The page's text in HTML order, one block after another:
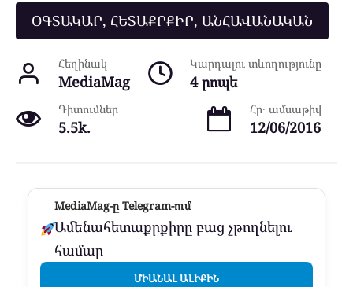
ՕԳՏԱԿԱՐ, ՀԵՏԱՔՐՔԻՐ, ԱՆՀԱՎԱՆԱԿԱՆ
Հեղինակ
MediaMag
Կարդալու տևողությունը
4 րոպե
Դիտումներ
5.5k.
Հր․ ամսաթիվ
12/06/2016
MediaMag-ը Telegram-ում
Ամենահետաքրքիրը բաց չթողնելու
համար
ՄԻԱՆԱԼ ԱԼԻՔԻՆ